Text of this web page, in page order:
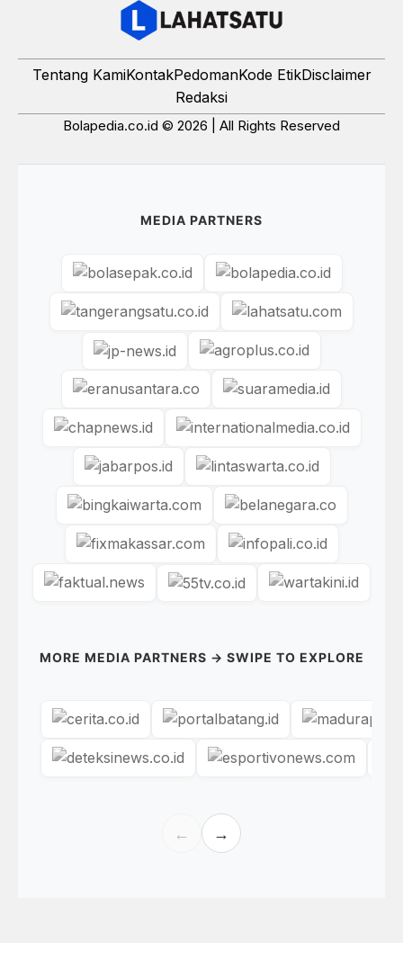
Tentang KamiKontakPedomanKode EtikDisclaimer
Redaksi
Bolapedia.co.id © 2026 | All Rights Reserved
MEDIA PARTNERS
MORE MEDIA PARTNERS → SWIPE TO EXPLORE
← →